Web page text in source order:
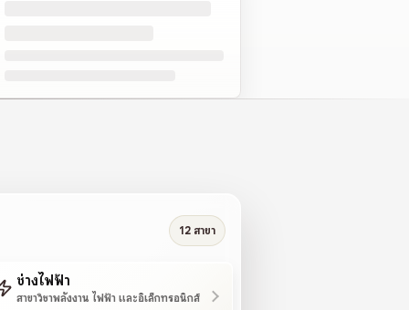
12 สาขา
ช่างไฟฟ้า
สาขาวิชาพลังงาน ไฟฟ้า และอิเล็กทรอนิกส์